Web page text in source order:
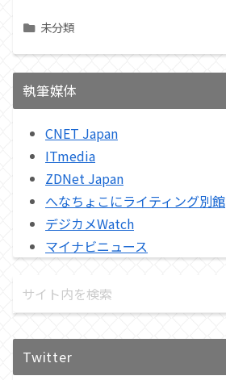
未分類
執筆媒体
CNET Japan
ITmedia
ZDNet Japan
へなちょこにライティング別館
デジカメWatch
マイナビニュース
Twitter